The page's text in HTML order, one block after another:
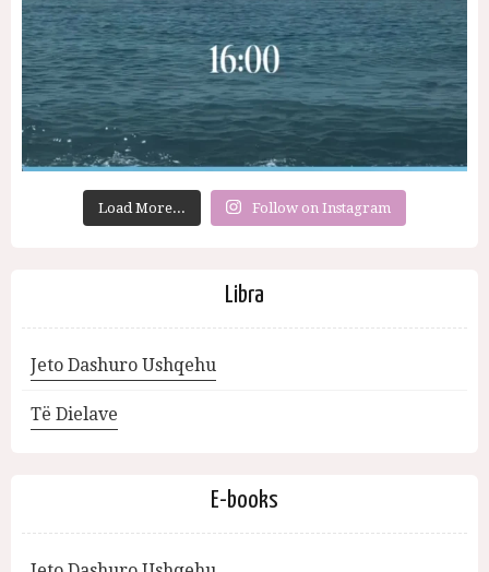
Load More... Follow on Instagram
Libra
Jeto Dashuro Ushqehu
Të Dielave
E-books